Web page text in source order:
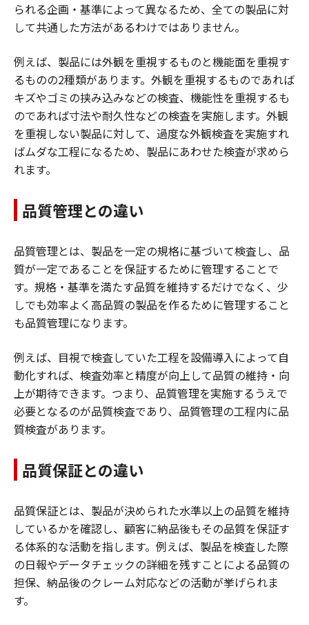
られる企画・基準によって異なるため、全ての製品に対
して共通した方法があるわけではありません。
例えば、製品には外観を重視するものと機能面を重視す
るものの2種類があります。外観を重視するものであれば
キズやゴミの挟み込みなどの検査、機能性を重視するも
のであれば寸法や耐久性などの検査を実施します。外観
を重視しない製品に対して、過度な外観検査を実施すれ
ばムダな工程になるため、製品にあわせた検査が求めら
れます。
品質管理との違い
品質管理とは、製品を一定の規格に基づいて検査し、品
質が一定であることを保証するために管理することで
す。規格・基準を満たす品質を維持するだけでなく、少
しでも効率よく高品質の製品を作るために管理すること
も品質管理になります。
例えば、目視で検査していた工程を設備導入によって自
動化すれば、検査効率と精度が向上して品質の維持・向
上が期待できます。つまり、品質管理を実施するうえで
必要となるのが品質検査であり、品質管理の工程内に品
質検査があります。
品質保証との違い
品質保証とは、製品が決められた水準以上の品質を維持
しているかを確認し、顧客に納品後もその品質を保証す
る体系的な活動を指します。例えば、製品を検査した際
の日報やデータチェックの詳細を残すことによる品質の
担保、納品後のクレーム対応などの活動が挙げられま
す。